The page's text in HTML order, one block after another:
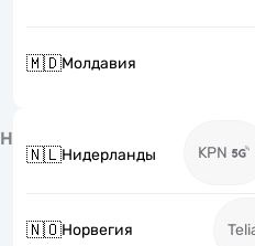
🇲🇩Молдавия
Н
🇳🇱Нидерланды KPN
🇳🇴Норвегия